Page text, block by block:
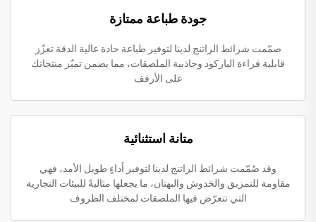
جودة طباعة ممتازة
صمّمت شرائط الراتنج لدينا لتوفير طباعة حادة عالية الدقة تعزّز
قابلية قراءة الباركود وجاذبية الملصقات، مما يضمن تميّز منتجاتك
على الأرفف
متانة استثنائية
وقد صُمّمت شرائط الراتنج لدينا لتوفير أداءٍ طويل الأمد، فهي
مقاومة للتمزيق والخدوش والبهتان، ما يجعلها مثاليةً للبيئات التجارية
التي تتعرّض فيها الملصقات لمختلف الظروف